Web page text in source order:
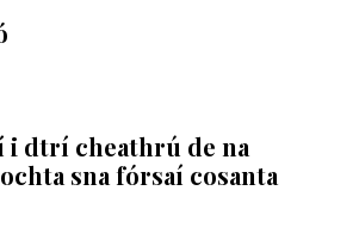
i dtrí cheathrú de na
sna fórsaí cosanta